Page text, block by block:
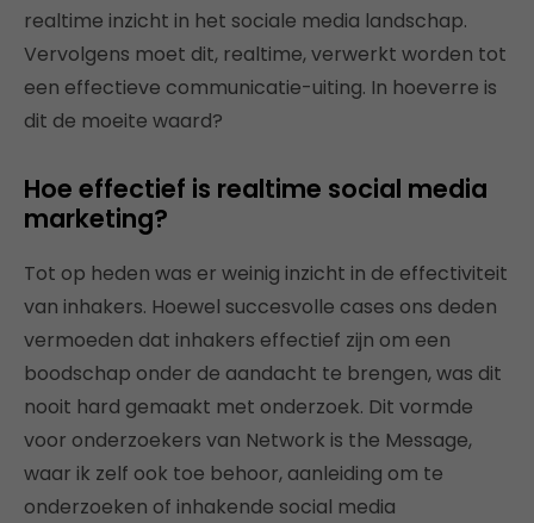
realtime inzicht in het sociale media landschap.
Vervolgens moet dit, realtime, verwerkt worden tot
een effectieve communicatie-uiting. In hoeverre is
dit de moeite waard?
Hoe effectief is realtime social media
marketing?
Tot op heden was er weinig inzicht in de effectiviteit
van inhakers. Hoewel succesvolle cases ons deden
vermoeden dat inhakers effectief zijn om een
boodschap onder de aandacht te brengen, was dit
nooit hard gemaakt met onderzoek. Dit vormde
voor onderzoekers van Network is the Message,
waar ik zelf ook toe behoor, aanleiding om te
onderzoeken of inhakende social media